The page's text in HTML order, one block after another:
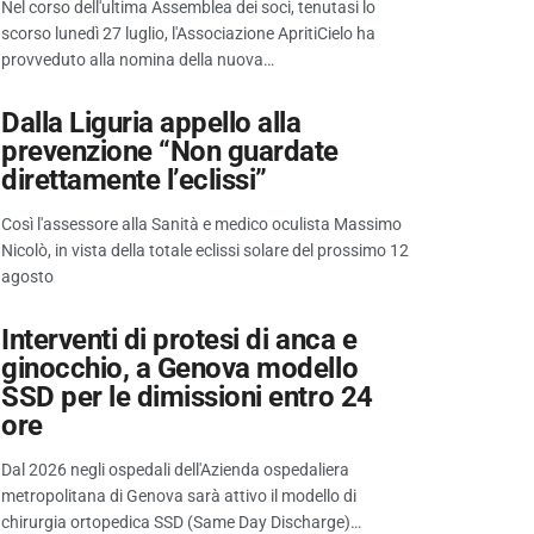
Nel corso dell'ultima Assemblea dei soci, tenutasi lo
scorso lunedì 27 luglio, l'Associazione ApritiCielo ha
provveduto alla nomina della nuova…
Dalla Liguria appello alla
prevenzione “Non guardate
direttamente l’eclissi”
Così l'assessore alla Sanità e medico oculista Massimo
Nicolò, in vista della totale eclissi solare del prossimo 12
agosto
Interventi di protesi di anca e
ginocchio, a Genova modello
SSD per le dimissioni entro 24
ore
Dal 2026 negli ospedali dell'Azienda ospedaliera
metropolitana di Genova sarà attivo il modello di
chirurgia ortopedica SSD (Same Day Discharge)…